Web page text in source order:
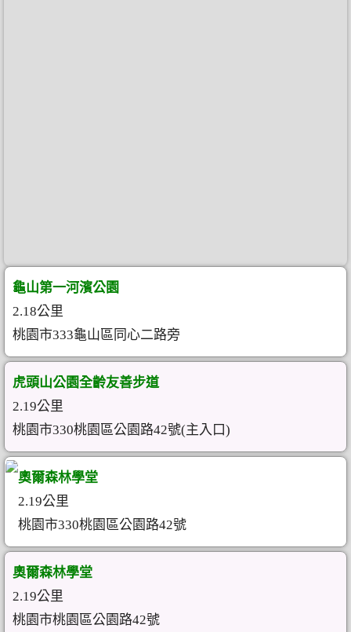
龜山第一河濱公園
2.18公里
桃園市333龜山區同心二路旁
虎頭山公園全齡友善步道
2.19公里
桃園市330桃園區公園路42號(主入口)
奧爾森林學堂
2.19公里
桃園市330桃園區公園路42號
奧爾森林學堂
2.19公里
桃園市桃園區公園路42號